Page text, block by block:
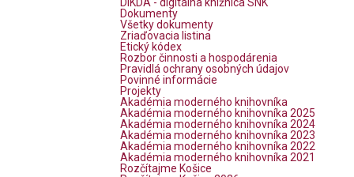
DIKDA - digitálna knižnica SNK
Dokumenty
Všetky dokumenty
Zriaďovacia listina
Etický kódex
Rozbor činnosti a hospodárenia
Pravidlá ochrany osobných údajov
Povinné informácie
Projekty
Akadémia moderného knihovníka
Akadémia moderného knihovníka 2025
Akadémia moderného knihovníka 2024
Akadémia moderného knihovníka 2023
Akadémia moderného knihovníka 2022
Akadémia moderného knihovníka 2021
Rozčítajme Košice